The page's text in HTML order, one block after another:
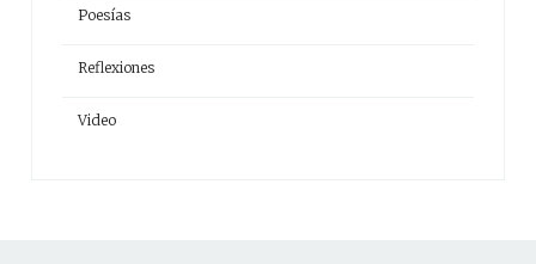
Poesías
Reflexiones
Video